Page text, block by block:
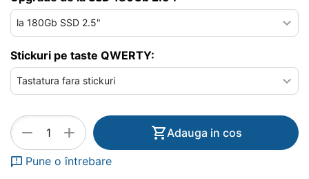
Stickuri pe taste QWERTY:
+
− Adauga in cos
Pune o întrebare